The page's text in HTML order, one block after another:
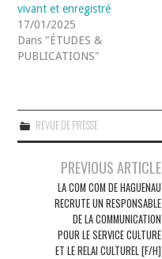
vivant et enregistré
17/01/2025
Dans "ÉTUDES &
PUBLICATIONS"
REVUE DE PRESSE
Navigation
articles
PREVIOUS ARTICLE
LA COM COM DE HAGUENAU
RECRUTE UN RESPONSABLE
DE LA COMMUNICATION
POUR LE SERVICE CULTURE
ET LE RELAI CULTUREL [F/H]